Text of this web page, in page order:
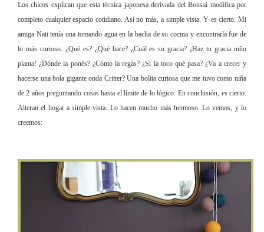
Los chicos explican que esta técnica japonesa derivada del Bonsai modifica por
completo cualquier espacio cotidiano. Así no más, a simple vista. Y es cierto. Mi
amiga Nati tenía una tomando agua en la bacha de su cocina y encontrarla fue de
lo más curioso. ¿Qué es? ¿Qué hace? ¿Cuál es su gracia? ¡Haz tu gracia niño
planta! ¿Dónde la ponés? ¿Cómo la regás? ¿Si la toco qué pasa? ¿Va a crecer y
hacerse una bola gigante onda Critter? Una bolita curiosa que me tuvo como niña
de 2 años preguntando cosas hasta el límite de lo lógico. En conclusión, es cierto.
Alteran el hogar a simple vista. Lo hacen mucho más hermoso. Lo vemos, y lo
creemos: